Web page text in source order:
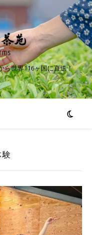
ら世界116ヶ国に直送！